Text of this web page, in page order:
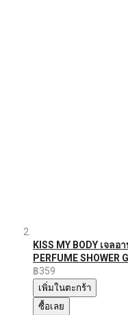
KISS MY BODY เจล
PERFUME SHOWER
฿359
เพิ่มในตะกร้า
ซื้อเลย